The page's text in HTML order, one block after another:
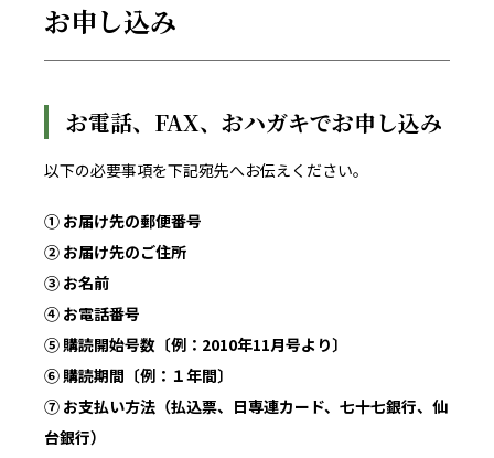
お申し込み
お電話、FAX、おハガキでお申し込み
以下の必要事項を下記宛先へお伝えください。
① お届け先の郵便番号
② お届け先のご住所
③ お名前
④ お電話番号
⑤ 購読開始号数〔例：2010年11月号より〕
⑥ 購読期間〔例：１年間〕
⑦ お支払い方法（払込票、日専連カード、七十七銀行、仙
台銀行）